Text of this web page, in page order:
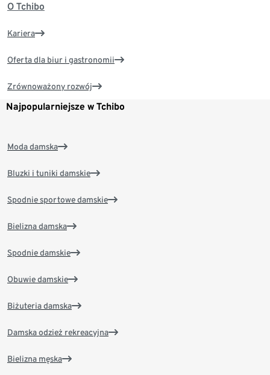
O Tchibo
Kariera
Oferta dla biur i gastronomii
Zrównoważony rozwój
Najpopularniejsze w Tchibo
Moda damska
Bluzki i tuniki damskie
Spodnie sportowe damskie
Bielizna damska
Spodnie damskie
Obuwie damskie
Biżuteria damska
Damska odzież rekreacyjna
Bielizna męska